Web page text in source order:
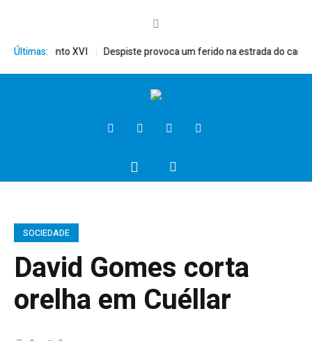
Últimas:Bento XVI Despiste provoca um ferido na estrada do campo
SOCIEDADE
David Gomes corta
orelha em Cuéllar